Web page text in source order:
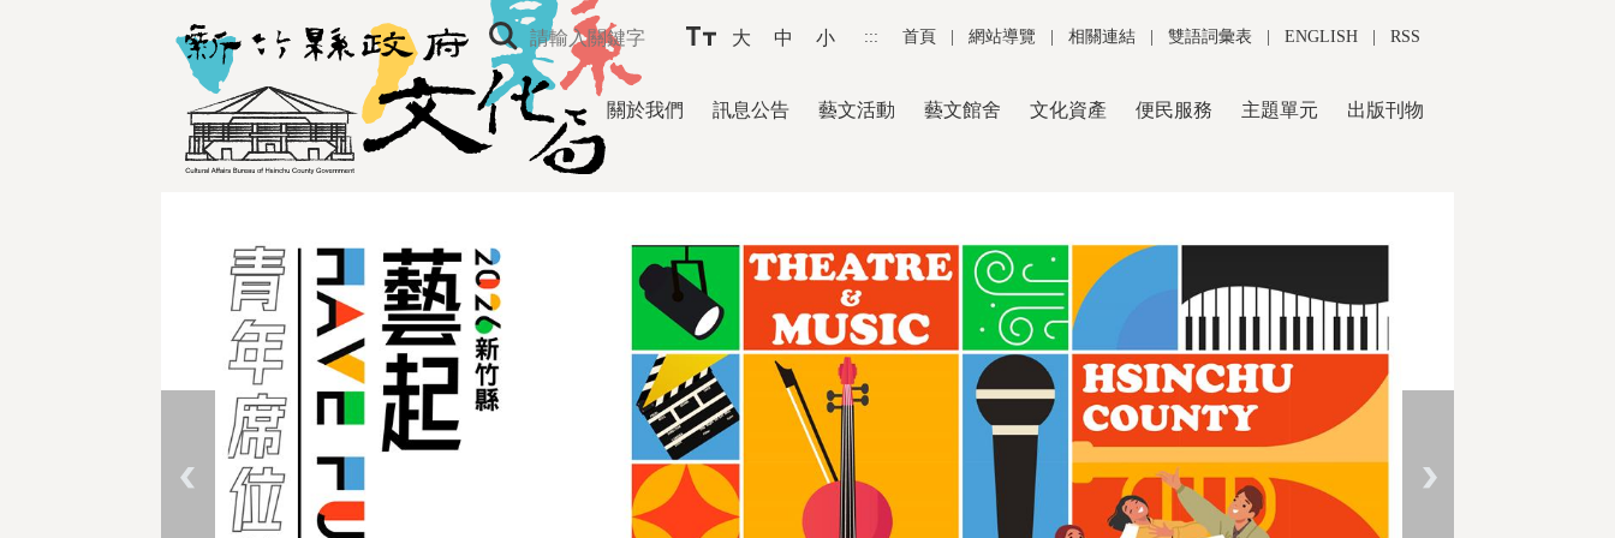
大 中 小 ::: 首頁 網站導覽 相關連結 雙語詞彙表 ENGLISH RSS
關於我們 訊息公告 藝文活動 藝文館舍 文化資產 便民服務 主題單元 出版刊物